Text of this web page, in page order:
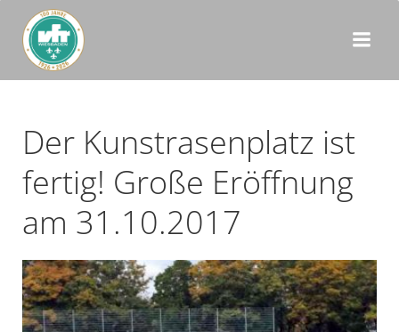
Der Kunstrasenplatz ist
fertig! Große Eröffnung
am 31.10.2017